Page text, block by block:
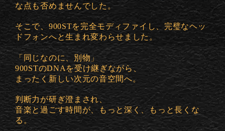
な点も否めませんでした。
そこで、900STを完全モディファイし、完璧なヘッ
ドフォンへと生まれ変わらせました。
「同じなのに、別物」
900STのDNAを受け継ぎながら、
まったく新しい次元の音空間へ。
判断力が研ぎ澄まされ、
音楽と過ごす時間が、もっと深く、もっと長くな
る。